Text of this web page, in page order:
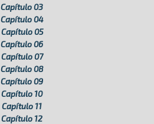
Capítulo 03
Capítulo 04
Capítulo 05
Capítulo 06
Capítulo 07
Capítulo 08
Capítulo 09
Capítulo 10
Capítulo 11
Capítulo 12